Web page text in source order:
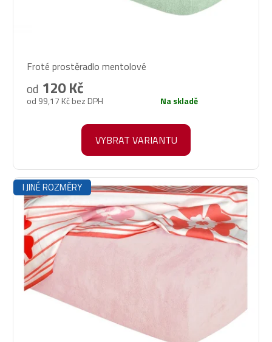
hodnocení
produktu
je
Froté prostěradlo mentolové
od 99,17 Kč bez DPH
od 120 Kč
Na skladě
VYBRAT VARIANTU
I JINÉ ROZMĚRY